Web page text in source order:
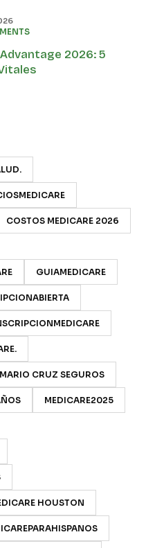
2026: 5
COSTOS MEDICARE 2026
GUIAMEDICARE
MARIO CRUZ SEGUROS
MEDICARE2025
HOUSTON